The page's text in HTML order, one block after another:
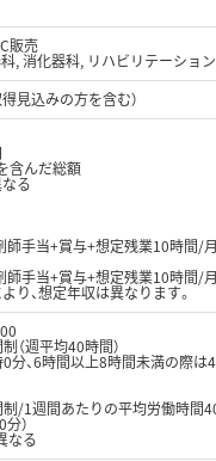
販売
, 消化器科, リハビリテーショ
見込みの方を含む）
含んだ総額
る
手当+賞与+想定残業10時間/月
手当+賞与+想定残業10時間/月
り、想定年収は異なります。
（週平均40時間）
、6時間以上8時間未満の際は
/1週間あたりの平均労働時間
）
なる